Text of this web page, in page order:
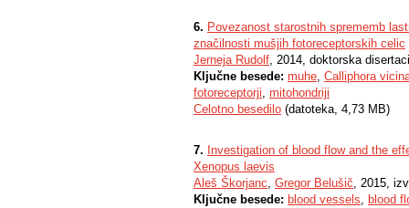
6. Povezanost starostnih sprememb
značilnosti mušjih fotoreceptorskih celic
Jerneja Rudolf, 2014, doktorska
Ključne besede: muhe, Calliphora
fotoreceptorji, mitohondriji
Celotno besedilo (datoteka, 4,73 MB)
7. Investigation of blood flow and the
Xenopus laevis
Aleš Škorjanc, Gregor Belušič, 2015,
Ključne besede: blood vessels, blood